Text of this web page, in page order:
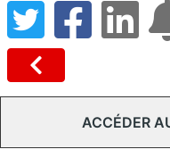
ACCÉDER